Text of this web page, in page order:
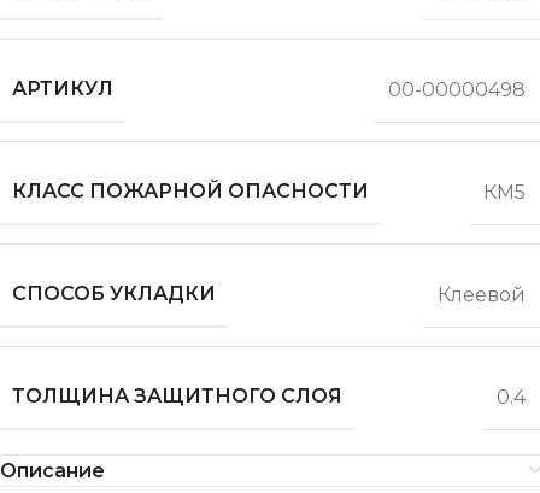
АРТИКУЛ 00-00000498
КЛАСС ПОЖАРНОЙ ОПАСНОСТИ КМ5
СПОСОБ УКЛАДКИ Клеевой
ТОЛЩИНА ЗАЩИТНОГО СЛОЯ 0.4
Описание